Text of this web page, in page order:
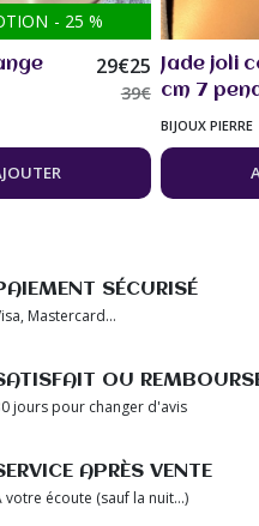
- 25 %
47
29€25
39€
Jade joli
cm 7
perles
12mm à
bijou
BIJOUX PIERRE
SÉCURISÉ
Mastercard...
OU
jours pour changer d'avis
APRÈS VENTE
votre écoute (sauf la nuit...)